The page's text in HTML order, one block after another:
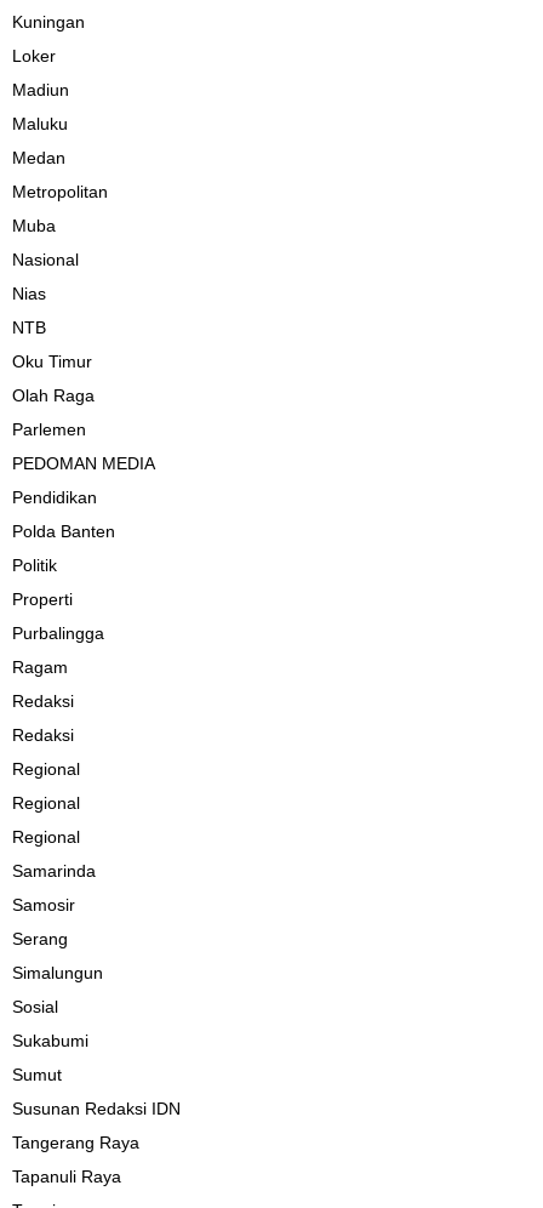
Kuningan
Loker
Madiun
Maluku
Medan
Metropolitan
Muba
Nasional
Nias
NTB
Oku Timur
Olah Raga
Parlemen
PEDOMAN MEDIA
Pendidikan
Polda Banten
Politik
Properti
Purbalingga
Ragam
Redaksi
Redaksi
Regional
Regional
Regional
Samarinda
Samosir
Serang
Simalungun
Sosial
Sukabumi
Sumut
Susunan Redaksi IDN
Tangerang Raya
Tapanuli Raya